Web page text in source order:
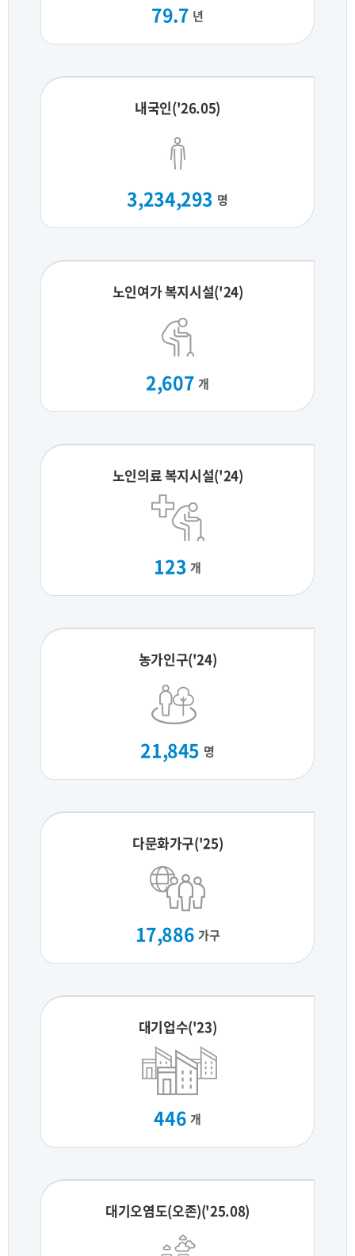
79.7 년
내국인('26.05)
3,234,293 명
노인여가 복지시설('24)
2,607 개
노인의료 복지시설('24)
123 개
농가인구('24)
21,845 명
다문화가구('25)
17,886 가구
대기업수('23)
446 개
대기오염도(오존)('25.08)